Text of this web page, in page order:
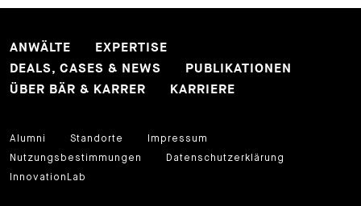
ANWÄLTE
EXPERTISE
DEALS, CASES & NEWS
PUBLIKATIONEN
ÜBER BÄR & KARRER
KARRIERE
Alumni Standorte
Impressum
Nutzungsbestimmungen
Datenschutzerklärung
InnovationLab